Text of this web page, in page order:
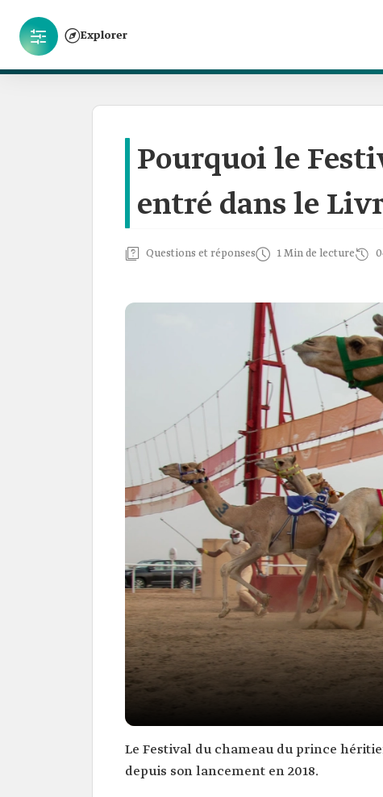
Explorer
Pourquoi le
entré dans le
Questions et réponses 1 Min de lecture
Le Festival du chameau du prince
depuis son lancement en 2018.